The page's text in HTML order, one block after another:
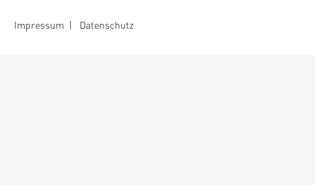
Impressum | Datenschutz